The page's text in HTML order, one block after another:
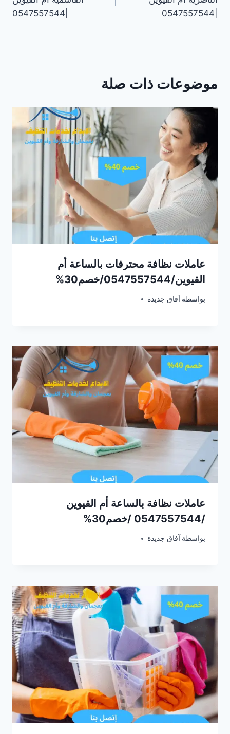
موضوعات ذات صلة
عاملات نظافة محترفات بالساعة أم
القيوين/0547557544/خصم30%
بواسطة آفاق جديدة أبريل 25, 2025
عاملات نظافة بالساعة أم القيوين
/0547557544 /خصم30%
بواسطة آفاق جديدة فبراير 5, 2025